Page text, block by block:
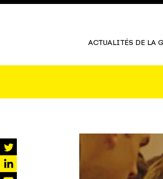
ACTUALITÉS DE LA
twitter
linkedin